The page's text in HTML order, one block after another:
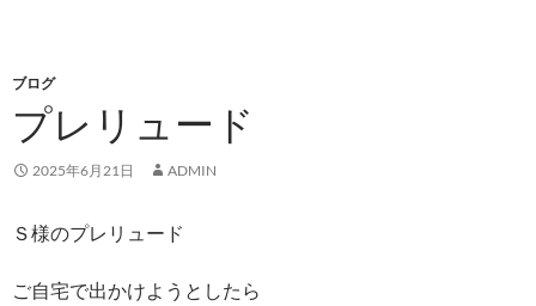
ブログ
プレリュード
2025年6月21日 ADMIN
Ｓ様のプレリュード
ご自宅で出かけようとしたら